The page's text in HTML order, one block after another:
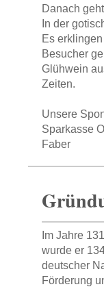
Danach
In der
Es
Besucher
Glühwein
Zeiten.
Unsere
Sparkasse
Faber
Im Jahre
wurde er
deutscher
Förderung